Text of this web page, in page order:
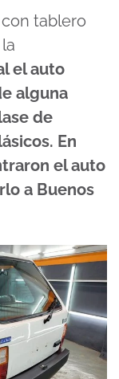
con tablero
el auto
alguna
de
En
el auto
a Buenos